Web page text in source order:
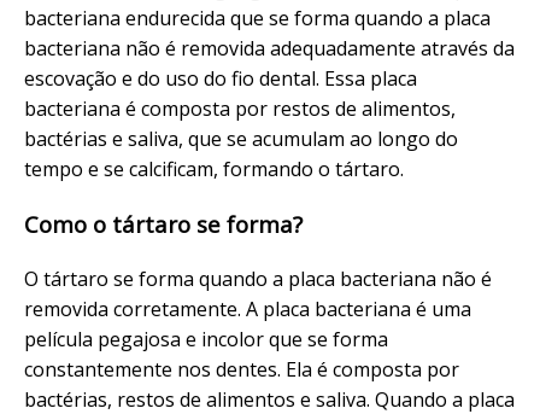
bacteriana endurecida que se forma quando a placa
bacteriana não é removida adequadamente através da
escovação e do uso do fio dental. Essa placa
bacteriana é composta por restos de alimentos,
bactérias e saliva, que se acumulam ao longo do
tempo e se calcificam, formando o tártaro.
Como o tártaro se forma?
O tártaro se forma quando a placa bacteriana não é
removida corretamente. A placa bacteriana é uma
película pegajosa e incolor que se forma
constantemente nos dentes. Ela é composta por
bactérias, restos de alimentos e saliva. Quando a placa